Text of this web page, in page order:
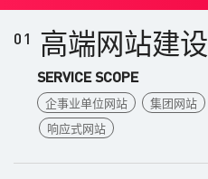
01 高端网站建设
SERVICE SCOPE
企事业单位网站
集团网站
响应式网站